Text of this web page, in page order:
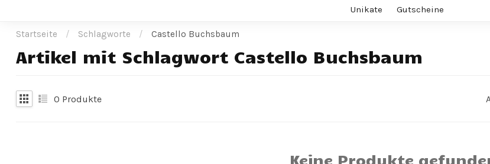
Unikate Gutscheine
Startseite / Schlagworte / Castello Buchsbaum
Artikel mit Schlagwort Castello Buchsbaum
0 Produkte
Keine Produkte